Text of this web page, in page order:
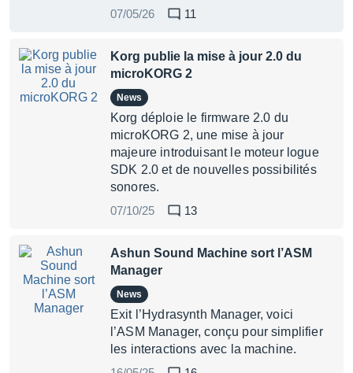
07/05/26
11
Korg publie la mise à jour 2.0 du
microKORG 2
News
Korg déploie le firmware 2.0 du
microKORG 2, une mise à jour
majeure introduisant le moteur logue
SDK 2.0 et de nouvelles possibilités
sonores.
07/10/25
13
Ashun Sound Machine sort l’ASM
Manager
News
Exit l’Hydrasynth Manager, voici
l’ASM Manager, conçu pour simplifier
les interactions avec la machine.